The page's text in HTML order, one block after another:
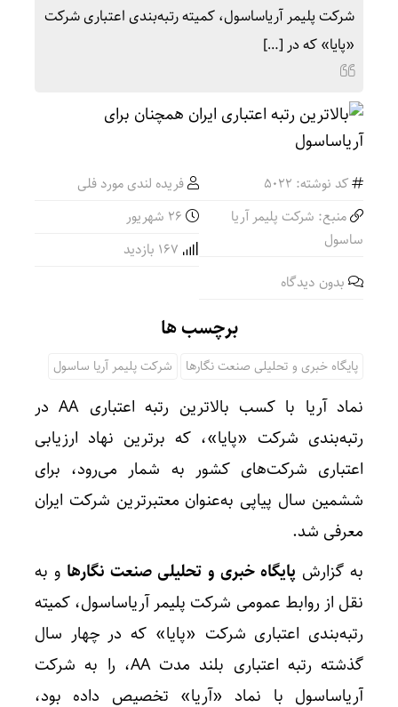
شرکت پلیمر آریاساسول، کمیته رتبه‌بندی اعتباری شرکت
«پایا» که در […]
کد نوشته: 5022
فریده لندی مورد فلی
منبع: شرکت پلیمر آریا
ساسول
بدون دیدگاه
برچسب ها
پایگاه خبری و تحلیلی صنعت نگارها شرکت پلیمر آریا ساسول
نماد آریا با کسب بالاترین رتبه اعتباری AA در
رتبه‌بندی شرکت «پایا»، که برترین نهاد ارزیابی
اعتباری شرکت‌های کشور به شمار می‌رود، برای
ششمین سال پیاپی به‌عنوان معتبرترین شرکت ایران
معرفی شد.
به گزارش پایگاه خبری و تحلیلی صنعت نگارها و به
نقل از روابط عمومی شرکت پلیمر آریاساسول، کمیته
رتبه‌بندی اعتباری شرکت «پایا» که در چهار سال
گذشته رتبه اعتباری بلند مدت AA، را به شرکت
آریاساسول با نماد «آریا» تخصیص داده بود،